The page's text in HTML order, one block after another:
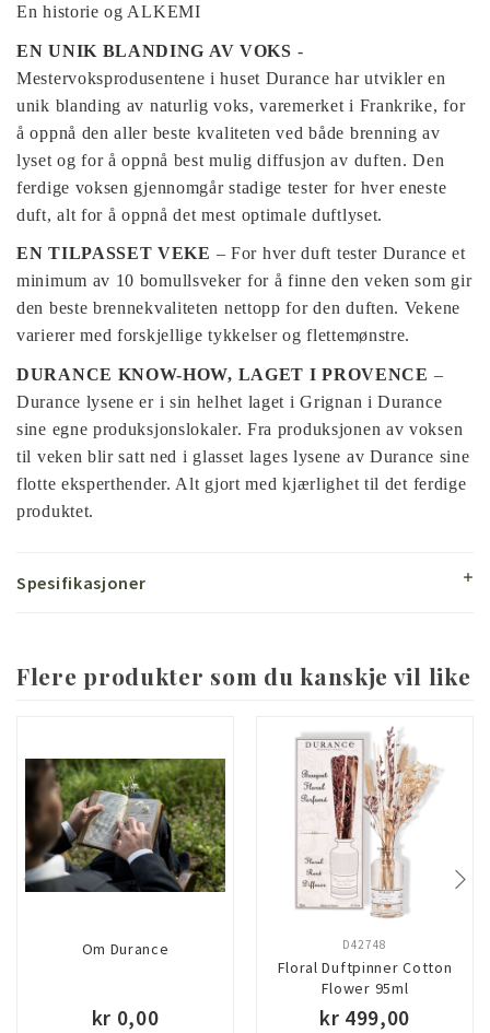
En historie og ALKEMI
EN UNIK BLANDING AV VOKS -
Mestervoksprodusentene i huset Durance har utvikler en
unik blanding av naturlig voks, varemerket i Frankrike, for
å oppnå den aller beste kvaliteten ved både brenning av
lyset og for å oppnå best mulig diffusjon av duften. Den
ferdige voksen gjennomgår stadige tester for hver eneste
duft, alt for å oppnå det mest optimale duftlyset.
EN TILPASSET VEKE – For hver duft tester Durance et
minimum av 10 bomullsveker for å finne den veken som gir
den beste brennekvaliteten nettopp for den duften. Vekene
varierer med forskjellige tykkelser og flettemønstre.
DURANCE KNOW-HOW, LAGET I PROVENCE –
Durance lysene er i sin helhet laget i Grignan i Durance
sine egne produksjonslokaler. Fra produksjonen av voksen
til veken blir satt ned i glasset lages lysene av Durance sine
flotte eksperthender. Alt gjort med kjærlighet til det ferdige
produktet.
Spesifikasjoner
Flere produkter som du kanskje vil like
Om Durance
kr 0,00
Floral Duftpinner Cotton
Flower 95ml
D42748
kr 499,00